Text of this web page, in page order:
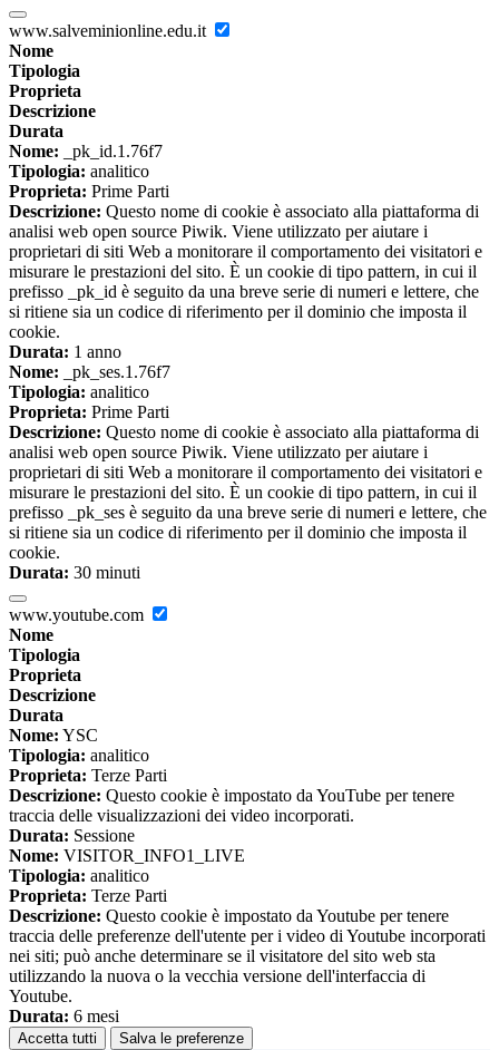
www.salveminionline.edu.it
Nome
Tipologia
Proprieta
Descrizione
Durata
Nome: _pk_id.1.76f7
Tipologia: analitico
Proprieta: Prime Parti
Descrizione: Questo nome di cookie è associato alla piattaforma di
analisi web open source Piwik. Viene utilizzato per aiutare i
proprietari di siti Web a monitorare il comportamento dei visitatori e
misurare le prestazioni del sito. È un cookie di tipo pattern, in cui il
prefisso _pk_id è seguito da una breve serie di numeri e lettere, che
si ritiene sia un codice di riferimento per il dominio che imposta il
cookie.
Durata: 1 anno
Nome: _pk_ses.1.76f7
Tipologia: analitico
Proprieta: Prime Parti
Descrizione: Questo nome di cookie è associato alla piattaforma di
analisi web open source Piwik. Viene utilizzato per aiutare i
proprietari di siti Web a monitorare il comportamento dei visitatori e
misurare le prestazioni del sito. È un cookie di tipo pattern, in cui il
prefisso _pk_ses è seguito da una breve serie di numeri e lettere, che
si ritiene sia un codice di riferimento per il dominio che imposta il
cookie.
Durata: 30 minuti
www.youtube.com
Nome
Tipologia
Proprieta
Descrizione
Durata
Nome: YSC
Tipologia: analitico
Proprieta: Terze Parti
Descrizione: Questo cookie è impostato da YouTube per tenere
traccia delle visualizzazioni dei video incorporati.
Durata: Sessione
Nome: VISITOR_INFO1_LIVE
Tipologia: analitico
Proprieta: Terze Parti
Descrizione: Questo cookie è impostato da Youtube per tenere
traccia delle preferenze dell'utente per i video di Youtube incorporati
nei siti; può anche determinare se il visitatore del sito web sta
utilizzando la nuova o la vecchia versione dell'interfaccia di
Youtube.
Durata: 6 mesi
Accetta tutti Salva le preferenze